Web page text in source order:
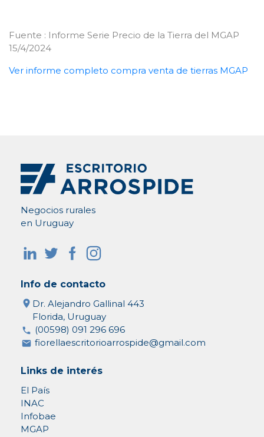
Fuente : Informe Serie Precio de la Tierra del MGAP
15/4/2024
Ver informe completo compra venta de tierras MGAP
Negocios rurales
en Uruguay
Info de contacto
Dr. Alejandro Gallinal 443
Florida, Uruguay
(00598) 091 296 696
fiorellaescritorioarrospide@gmail.com
Links de interés
El País
INAC
Infobae
MGAP